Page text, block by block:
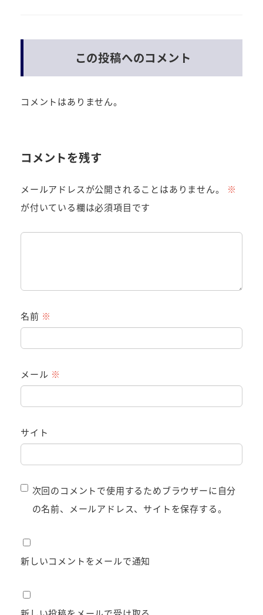
この投稿へのコメント
コメントはありません。
コメントを残す
メールアドレスが公開されることはありません。
※
が付いている欄は必須項目です
名前 ※
メール ※
サイト
次回のコメントで使用するためブラウザーに自分
の名前、メールアドレス、サイトを保存する。
新しいコメントをメールで通知